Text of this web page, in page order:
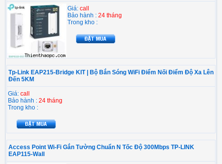
Giá: call
Bảo hành : 24 tháng
Trong kho :
Tp-Link EAP215-Bridge KIT | Bộ Bắn Sóng WiFi Điểm Nối Điểm Độ Xa Lên
Đến 5KM
Giá: call
Bảo hành : 24 tháng
Trong kho :
Access Point Wi-Fi Gắn Tường Chuẩn N Tốc Độ 300Mbps TP-LINK
EAP115-Wall